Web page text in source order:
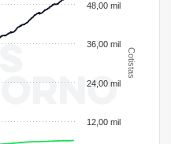
Cotistas
12,00 mil
24,00 mil
36,00 mil
48,00 mil